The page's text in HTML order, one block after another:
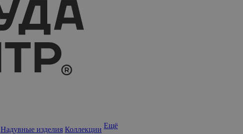
Надувные изделия Коллекции Ещё